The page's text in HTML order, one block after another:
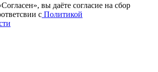
вы даёте cогласие на сбор
с Политикой